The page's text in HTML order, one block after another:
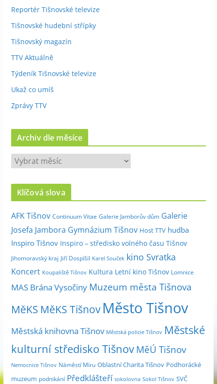
Reportér Tišnovské televize
Tišnovské hudební střípky
Tišnovský magazín
TTV Aktuálně
Týdeník Tišnovské televize
Ukaž co umíš
Zprávy TTV
Archiv dle měsíce
A
r
c
v
d
l
e
m
s
í
e
Klíčová slova
AFK Tišnov Continuum Vitae Galerie Jamborův dům Galerie
Josefa Jambora Gymnázium Tišnov Host TTV hudba
Inspiro Tišnov Inspiro – středisko volného času Tišnov
Jihomoravský kraj Jiří Dospíšil Karel Souček kino Svratka
Koncert Koupaliště Tišnov Kultura Letní kino Tišnov Lomnice
MAS Brána Vysočiny Muzeum města Tišnova
MěKS MěKS Tišnov Město Tišnov
Městská knihovna Tišnov Městská policie Tišnov Městské
kulturní středisko Tišnov MěÚ Tišnov
Nemocnice Tišnov Náměstí Míru Oblastní Charita Tišnov Podhorácké
muzeum podnikání Předklášteří sokolovna Sokol Tišnov SVČ